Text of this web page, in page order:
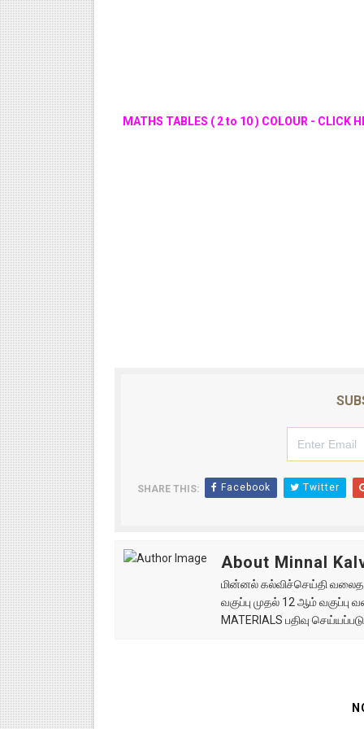
MATHS TABLES ( 2 to 10 ) COLOUR - CLICK
SHARE THIS: Facebook Twitter
About Minnal
மின்னல் கல்விச்செய்தி
வகுப்பு முதல் 12 ஆம்
MATERIALS பதிவு